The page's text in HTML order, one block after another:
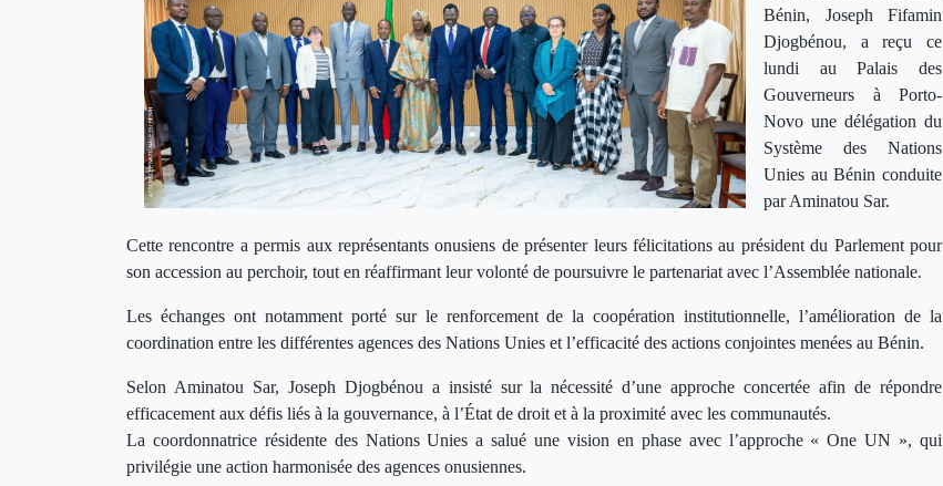
Bénin, Joseph Fifamin
Djogbénou, a reçu ce
lundi au Palais des
Gouverneurs à Porto-
Novo une délégation du
Système des Nations
Unies au Bénin conduite
par Aminatou Sar.
Cette rencontre a permis aux représentants onusiens de présenter leurs félicitations au président du Parlement pour
son accession au perchoir, tout en réaffirmant leur volonté de poursuivre le partenariat avec l’Assemblée nationale.
Les échanges ont notamment porté sur le renforcement de la coopération institutionnelle, l’amélioration de la
coordination entre les différentes agences des Nations Unies et l’efficacité des actions conjointes menées au Bénin.
Selon Aminatou Sar, Joseph Djogbénou a insisté sur la nécessité d’une approche concertée afin de répondre
efficacement aux défis liés à la gouvernance, à l’État de droit et à la proximité avec les communautés.
La coordonnatrice résidente des Nations Unies a salué une vision en phase avec l’approche « One UN », qui
privilégie une action harmonisée des agences onusiennes.